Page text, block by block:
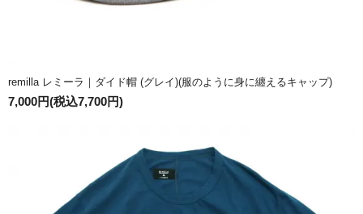
remilla レミーラ｜ダイド帽 (グレイ)(服のように身に纏えるキャップ)
7,000円(税込7,700円)